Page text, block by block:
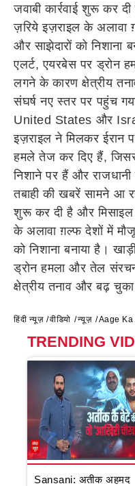
जवाबी कार्रवाई शुरू कर
ज़रिये इज़राइल के अलावा
और साझेदारों को निशाना
एलर्ट, एयरबेस पर ड्रोन
लगने के कारण क्षेत्रीय
संघर्ष नए स्तर पर पहुंच
United States और
इज़राइल ने मिलकर ईरान
हमले तेज कर दिए हैं,
निशाने पर हैं और
तबाही की खबरें सामने आ
शुरू कर दी है और मिसाइल
के अलावा ग़ल्फ देशों में
को निशाना बनाया है।
ड्रोन हमला और तेल
क्षेत्रीय तनाव और बढ़
हिंदी न्यूज़ वीडियो न्यूज़ Aage Ka
TRENDING
Sansani: अतीक अहमद